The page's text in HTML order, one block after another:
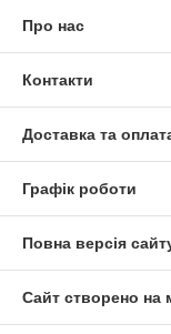
Про нас
Контакти
Доставка та
Графік роботи
Повна версія
Сайт створено на